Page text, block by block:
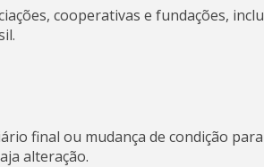
cooperativas e fundações,
final ou mudança de condição
alteração.